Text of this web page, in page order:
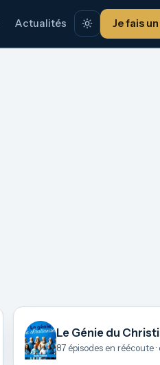
Actualités Je fais
Le Génie du